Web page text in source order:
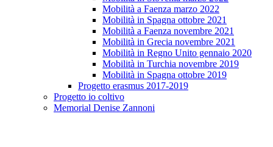
Mobilità a Faenza marzo 2022
Mobilità in Spagna ottobre 2021
Mobilità a Faenza novembre 2021
Mobilità in Grecia novembre 2021
Mobilità in Regno Unito gennaio 2020
Mobilità in Turchia novembre 2019
Mobilità in Spagna ottobre 2019
Progetto erasmus 2017-2019
Progetto io coltivo
Memorial Denise Zannoni